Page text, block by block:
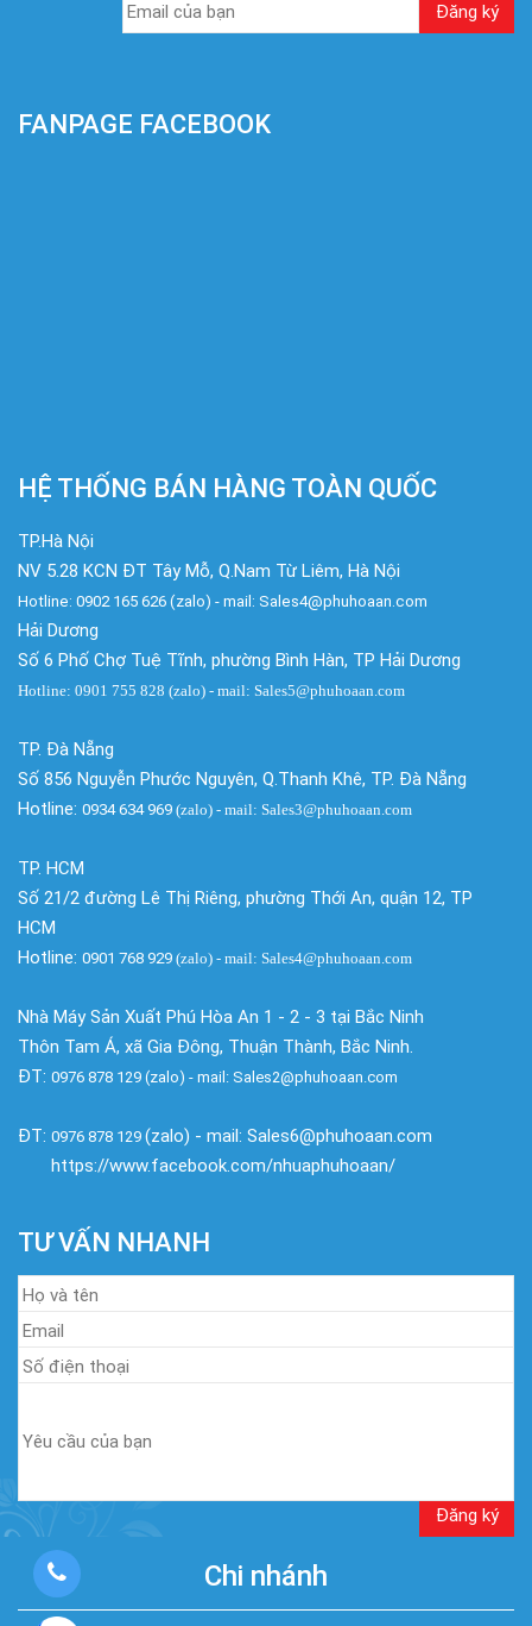
FANPAGE FACEBOOK
HỆ THỐNG BÁN HÀNG TOÀN QUỐC
TP.Hà Nội
NV 5.28 KCN ĐT Tây Mỗ, Q.Nam Từ Liêm, Hà Nội
Hotline: 0902 165 626 (zalo) - mail: Sales4@phuhoaan.com
Hải Dương
Số 6 Phố Chợ Tuệ Tĩnh, phường Bình Hàn, TP Hải Dương
Hotline: 0901 755 828 (zalo) - mail: Sales5@phuhoaan.com
TP. Đà Nẵng
Số 856 Nguyễn Phước Nguyên, Q.Thanh Khê, TP. Đà Nẵng
Hotline: 0934 634 969 (zalo) - mail: Sales3@phuhoaan.com
TP. HCM
Số 21/2 đường Lê Thị Riêng, phường Thới An, quận 12, TP
HCM
Hotline: 0901 768 929 (zalo) - mail: Sales4@phuhoaan.com
Nhà Máy Sản Xuất Phú Hòa An 1 - 2 - 3 tại Bắc Ninh
Thôn Tam Á, xã Gia Đông, Thuận Thành, Bắc Ninh.
ĐT: 0976 878 129 (zalo) - mail: Sales2@phuhoaan.com
ĐT: 0976 878 129 (zalo) - mail: Sales6@phuhoaan.com
https://www.facebook.com/nhuaphuhoaan/
TƯ VẤN NHANH
Chi nhánh